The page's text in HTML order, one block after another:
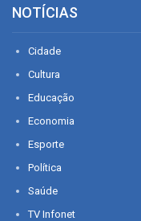
NOTÍCIAS
Cidade
Cultura
Educação
Economia
Esporte
Política
Saúde
TV Infonet